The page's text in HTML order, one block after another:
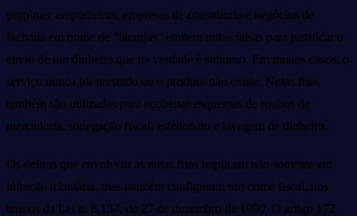
propinas: empreiteiras, empresas de consultoria e negócios de
fachada em nome de “laranjas” emitem notas falsas para justificar o
envio de um dinheiro que na verdade é suborno. Em muitos casos, o
serviço nunca foi prestado ou o produto não existe. Notas frias
também são utilizadas para acobertar esquemas de roubos de
mercadoria, sonegação fiscal, estelionato e lavagem de dinheiro.
Os delitos que envolvem as notas frias implicam não somente em
infração tributária, mas também configuram um crime fiscal, nos
termos da Lei n. 8.137, de 27 de dezembro de 1990. O artigo 172